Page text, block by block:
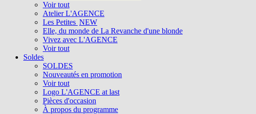
Voir tout
Atelier L'AGENCE
Les Petites NEW
Elle, du monde de La Revanche d'une blonde
Vivez avec L'AGENCE
Voir tout
Soldes
SOLDES
Nouveautés en promotion
Voir tout
Logo L'AGENCE at last
Pièces d'occasion
À propos du programme